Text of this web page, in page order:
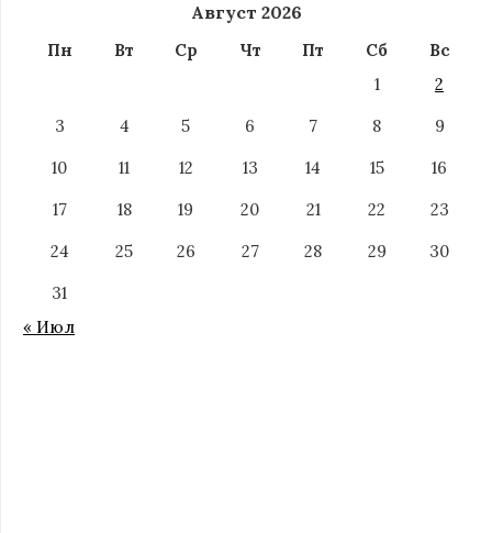
Август 2026
Пн Вт Ср Чт Пт Сб
Вс
1
2
3
4 5 6 7 8
9
10
11 12 13 14 15
16
17
18 19 20 21 22
23
24
25 26 27 28 29
30
31
« Июл